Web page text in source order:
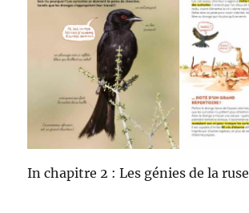
In chapitre 2 : Les génies de la ruse